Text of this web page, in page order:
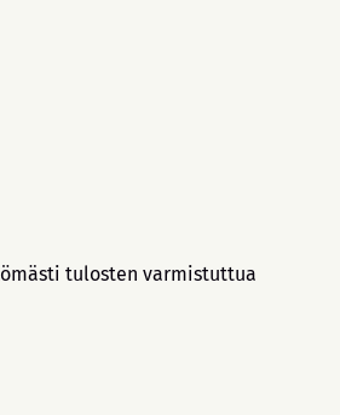
tulosten varmistuttua